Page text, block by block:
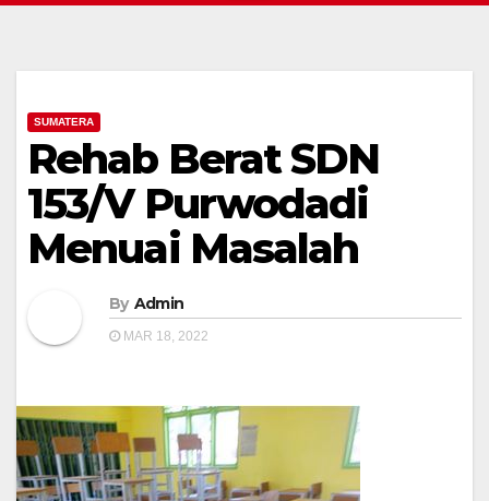
SUMATERA
Rehab Berat SDN
153/V Purwodadi
Menuai Masalah
By Admin
MAR 18, 2022